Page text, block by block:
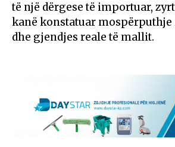
të një dërgese të importuar,
kanë konstatuar
dhe gjendjes reale të mallit.